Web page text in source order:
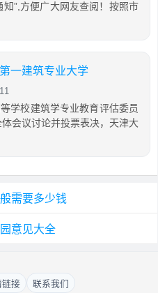
”,方便广大网友查阅！按照市
一建筑专业大学
学校建筑学专业教育评估委员
会议讨论并投票表决，天津大
需要多少钱
意见大全
链接 联系我们